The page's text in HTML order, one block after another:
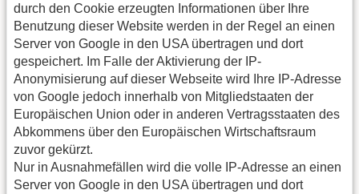
durch den Cookie erzeugten Informationen über Ihre
Benutzung dieser Website werden in der Regel an einen
Server von Google in den USA übertragen und dort
gespeichert. Im Falle der Aktivierung der IP-
Anonymisierung auf dieser Webseite wird Ihre IP-Adresse
von Google jedoch innerhalb von Mitgliedstaaten der
Europäischen Union oder in anderen Vertragsstaaten des
Abkommens über den Europäischen Wirtschaftsraum
zuvor gekürzt.
Nur in Ausnahmefällen wird die volle IP-Adresse an einen
Server von Google in den USA übertragen und dort